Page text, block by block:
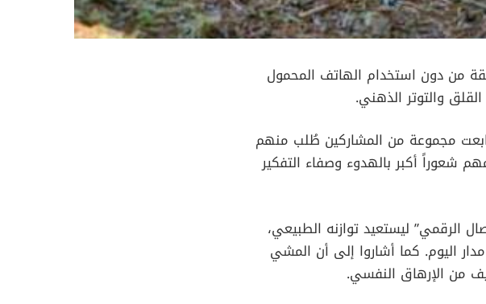
نفسية حديثة أن المشي اليومي لمدة 20 دقيقة من دون استخدام الهاتف المحمول
والتوتر الذهني.
مجموعة من المشاركين طُلب منهم
شعوراً أكبر بالهدوء وصفاء التفكير
الرقمي” ليستعيد توازنه الطبيعي،
اليوم. كما أشاروا إلى أن المشي
من الإرهاق النفسي.